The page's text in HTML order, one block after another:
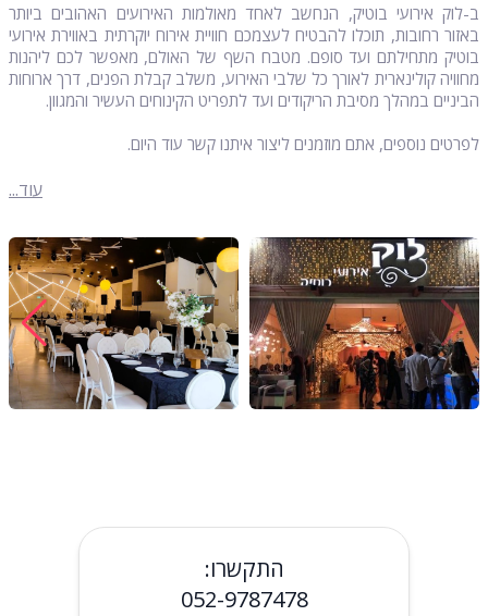
ב-לוק אירועי בוטיק, הנחשב לאחד מאולמות האירועים האהובים ביותר
באזור רחובות, תוכלו להבטיח לעצמכם חוויית אירוח יוקרתית באווירת אירועי
בוטיק מתחילתם ועד סופם. מטבח השף של האולם, מאפשר לכם ליהנות
מחוויה קולינארית לאורך כל שלבי האירוע, משלב קבלת הפנים, דרך ארוחות
הביניים במהלך מסיבת הריקודים ועד לתפריט הקינוחים העשיר והמגוון.
לפרטים נוספים, אתם מוזמנים ליצור איתנו קשר עוד היום.
עוד...
התקשרו:
052-9787478